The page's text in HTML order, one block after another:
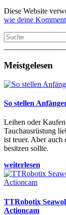
Diese Website
wie deine
Suche
Meistgelesen
So stellen
Leihen oder
Tauchausrüstung
ist teuer. Aber
besitzen sollte.
weiterlesen
TTRobotix
Actioncam